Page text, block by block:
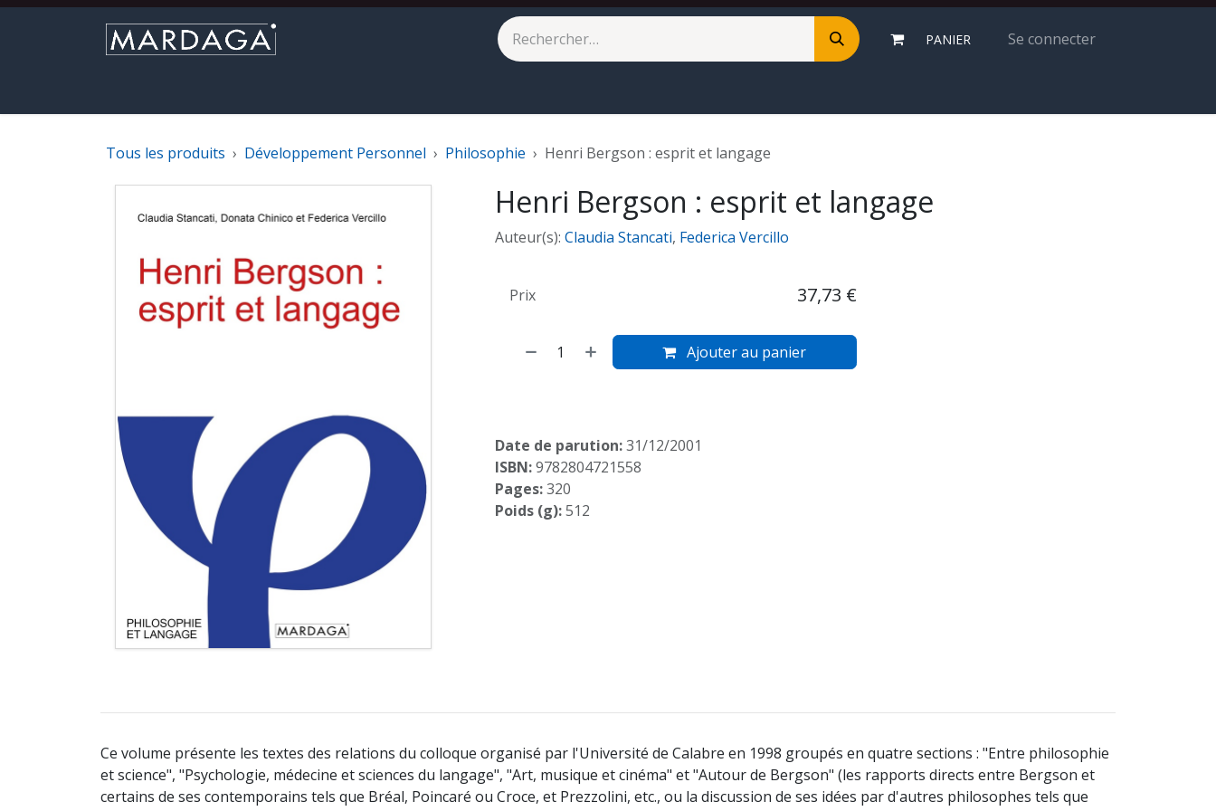
Se rendre au contenu
PANIER Se connecter
Tous les produits Développement Personnel Philosophie Henri Bergson : esprit et langage
Henri Bergson : esprit et langage
Auteur(s): Claudia Stancati, Federica Vercillo
Ajouter au panier
Prix 37,73 €
Date de parution:31/12/2001
ISBN:9782804721558
Pages:320
Poids (g):512
Ce volume présente les textes des relations du colloque organisé par l'Université de Calabre en 1998 groupés en quatre sections : "Entre philosophie
et science", "Psychologie, médecine et sciences du langage", "Art, musique et cinéma" et "Autour de Bergson" (les rapports directs entre Bergson et
certains de ses contemporains tels que Bréal, Poincaré ou Croce, et Prezzolini, etc., ou la discussion de ses idées par d'autres philosophes tels que